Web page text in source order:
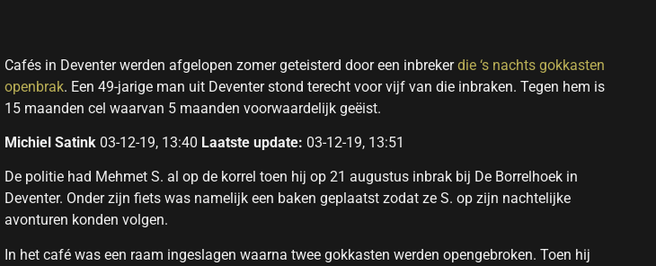
Cafés in Deventer werden afgelopen zomer geteisterd door een inbrekerdie ‘s nachts gokkasten
openbrak. Een 49-jarige man uit Deventer stond terecht voor vijf van die inbraken. Tegen hem is
15 maanden cel waarvan 5 maanden voorwaardelijk geëist.
Michiel Satink 03-12-19, 13:40 Laatste update: 03-12-19, 13:51
De politie had Mehmet S. al op de korrel toen hij op 21 augustus inbrak bij De Borrelhoek in
Deventer. Onder zijn fiets was namelijk een baken geplaatst zodat ze S. op zijn nachtelijke
avonturen konden volgen.
In het café was een raam ingeslagen waarna twee gokkasten werden opengebroken. Toen hij